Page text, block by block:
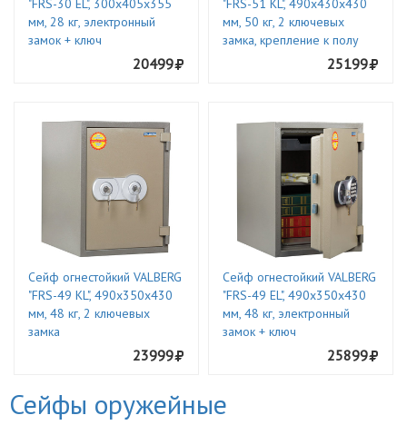
"FRS-30 EL", 300х405х355
мм, 28 кг, электронный
замок + ключ
20499
"FRS-51 KL", 490х430х430
мм, 50 кг, 2 ключевых
замка, крепление к полу
25199
Сейф огнестойкий VALBERG
"FRS-49 KL", 490х350х430
мм, 48 кг, 2 ключевых
замка
23999
Сейф огнестойкий VALBERG
"FRS-49 EL", 490х350х430
мм, 48 кг, электронный
замок + ключ
25899
Сейфы оружейные